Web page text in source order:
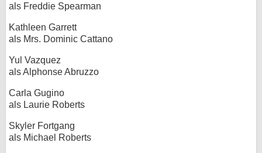
als Freddie Spearman
Kathleen Garrett
als Mrs. Dominic Cattano
Yul Vazquez
als Alphonse Abruzzo
Carla Gugino
als Laurie Roberts
Skyler Fortgang
als Michael Roberts